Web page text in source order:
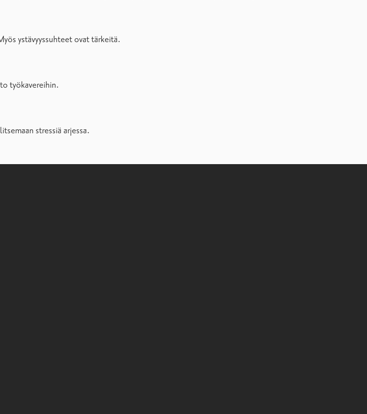
ystävyyssuhteet ovat tärkeitä.
työkavereihin.
stressiä arjessa.